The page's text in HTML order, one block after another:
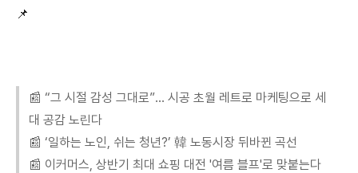
📌
📰 “그 시절 감성 그대로”… 시공 초월 레트로 마케팅으로 세
대 공감 노린다
📰 ‘일하는 노인, 쉬는 청년?’ 韓 노동시장 뒤바뀐 곡선
📰 이커머스, 상반기 최대 쇼핑 대전 '여름 블프'로 맞붙는다